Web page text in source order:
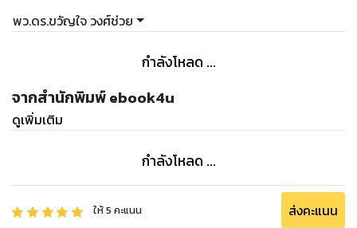
การรักษาเบาหวานชนิดที่ 2 ในทางการแพทย์ 8
การรักษาด้วยการใช้ยา 9
การรักษาด้วยการไม่ใช้ยา 10
การรักษาเบาหวานด้วยอาหารเสริม 11
อาการเสริมประเภทต่างๆที่เกี่ยวข้องกับการรักษาเบาหวาน 12
วิตามินดี 12
โอเมก้า 3 (Omega-3) 14
แม็กนีเซียม (Magnesium) 20
อบเชย (Cinnamon) 24
กรดแอลฟาไลโปอิค (Alpha lipoic acid–ALA) 26
พว.ดร.ขวัญใจ วงศ์ช่วย
กำลังโหลด ...
จากสำนักพิมพ์ ebook4u
ดูเพิ่มเติม
กำลังโหลด ...
ให้5 คะแนน ส่งคะแนน